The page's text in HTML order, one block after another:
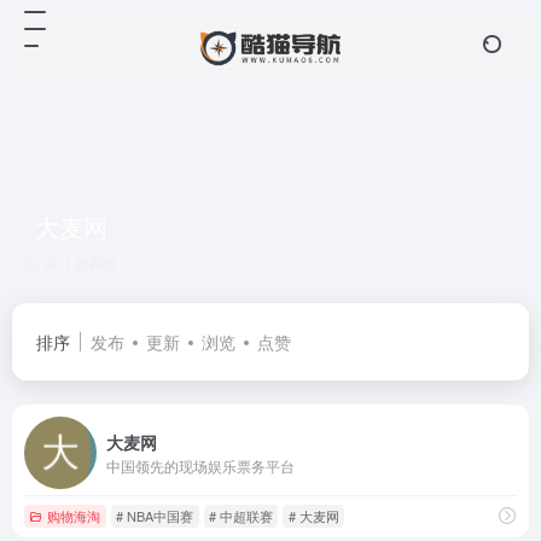
排序 发布 更新 浏览 点赞
大麦网
中国领先的现场娱乐票务平台
购物海淘 # NBA中国赛 # 中超联赛 # 大麦网